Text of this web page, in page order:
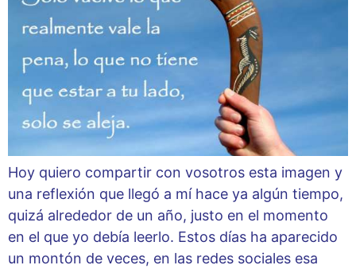
Hoy quiero compartir con vosotros esta imagen y
una reflexión que llegó a mí hace ya algún tiempo,
quizá alrededor de un año, justo en el momento
en el que yo debía leerlo. Estos días ha aparecido
un montón de veces, en las redes sociales esa